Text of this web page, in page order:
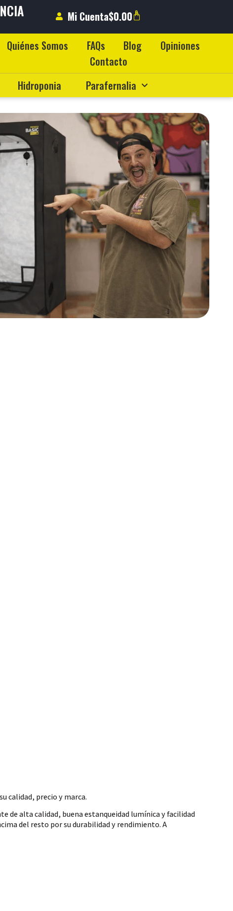
Mi Cuenta$0.00 0
Quiénes Somos FAQs Blog
Opiniones
Contacto
Hidroponia Parafernalia
calidad, precio y marca.
alta calidad, buena estanqueidad lumínica y facilidad
del resto por su durabilidad y rendimiento. A